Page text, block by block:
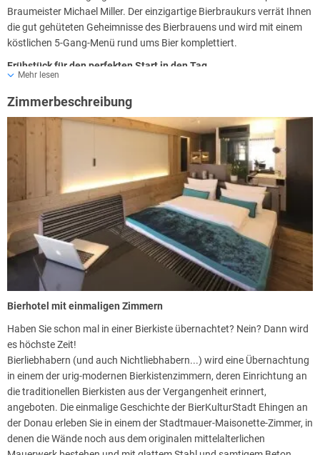
Braumeister Michael Miller. Der einzigartige Bierbraukurs verrät Ihnen
die gut gehüteten Geheimnisse des Bierbrauens und wird mit einem
köstlichen 5-Gang-Menü rund ums Bier komplettiert.
Frühstück für den perfekten Start in den Tag
Tages: Hier gibt es frischen Kaffee, duftende Brötchen und eine
reichhaltige Auswahl an Wurst, Käse und Müsli. Genießen Sie Ihr
Frühstück im rustikalen Ambiente des Brauereigasthofs gegenüber
vom Hotel. Werfen Sie einen Blick in die Brauerei und schauen Sie dem
Braumeister über die Schulter.
Brennbar
Lassen Sie den Tag mit Ihrem Lieblingsgetränk ausklingen: Vom
hausgebrauten Bier bis hin zu edlen Destillaten aus der hauseigenen
Brennerei können Sie eine reichhaltige Getränkeangebot wählen. Den
Traditionen des Gerstensafts, seiner Geschichte und der bis heute
hochgehaltenen Reinheit und handwerklichen Qualität ist das
BierKulturHotel Schwanen schließlich gewidmet.
Genussreiche Biergarten-Idylle
Bierkulturstadt Ehingen direkt vor dem Eingang des BierKulturHotels
in dessen anheimelndem Innenhof. Im schönen Ambiente der
Brauerei Schwanen, lädt er zu erholsamen Stunden des Entspannens
und Sinnierens ein. Genießen Sie dazu eine herzhafte Brotzeit und die
süffigen Schwanen-Spezialitätenbiere.
Sonntags ist der Brauereigasthof zum Mittag- und Abendessen
Mehr lesen
Zimmerbeschreibung
Bierhotel mit einmaligen Zimmern
Haben Sie schon mal in einer Bierkiste übernachtet? Nein? Dann wird
es höchste Zeit!
Bierliebhabern (und auch Nichtliebhabern...) wird eine Übernachtung
in einem der urig-modernen Bierkistenzimmern, deren Einrichtung an
die traditionellen Bierkisten aus der Vergangenheit erinnert,
angeboten. Die einmalige Geschichte der BierKulturStadt Ehingen an
der Donau erleben Sie in einem der Stadtmauer-Maisonette-Zimmer, in
denen die Wände noch aus dem originalen mittelalterlichen